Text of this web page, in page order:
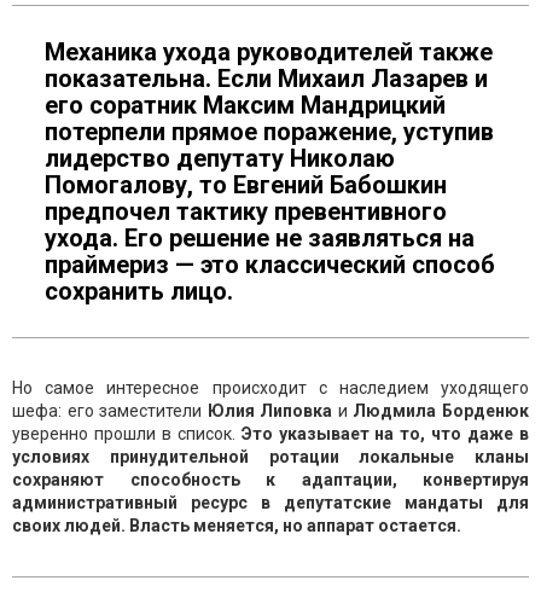
Механика ухода руководителей также
показательна. Если Михаил Лазарев и
его соратник Максим Мандрицкий
потерпели прямое поражение, уступив
лидерство депутату Николаю
Помогалову, то Евгений Бабошкин
предпочел тактику превентивного
ухода. Его решение не заявляться на
праймериз — это классический способ
сохранить лицо.
Но самое интересное происходит с наследием уходящего
шефа: его заместители Юлия Липовка и Людмила Борденюк
уверенно прошли в список. Это указывает на то, что даже в
условиях принудительной ротации локальные кланы
сохраняют способность к адаптации, конвертируя
административный ресурс в депутатские мандаты для
своих людей. Власть меняется, но аппарат остается.